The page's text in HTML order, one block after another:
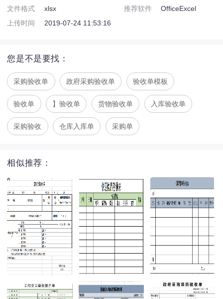
文件格式
xlsx 推荐软件
OfficeExcel
上传时间
2019-07-24 11:53:16
您是不是要找：
采购验收单 政府采购验收单 验收单模板
验收单 】验收单 货物验收单 入库验收单
采购验收 仓库入库单 采购单
相似推荐：